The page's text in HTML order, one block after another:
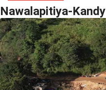
Nawalapitiya-Kandy